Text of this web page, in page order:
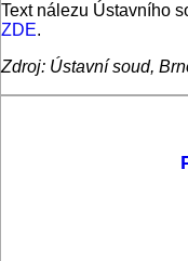
Text nálezu Ústavního
ZDE.
Zdroj: Ústavní soud,